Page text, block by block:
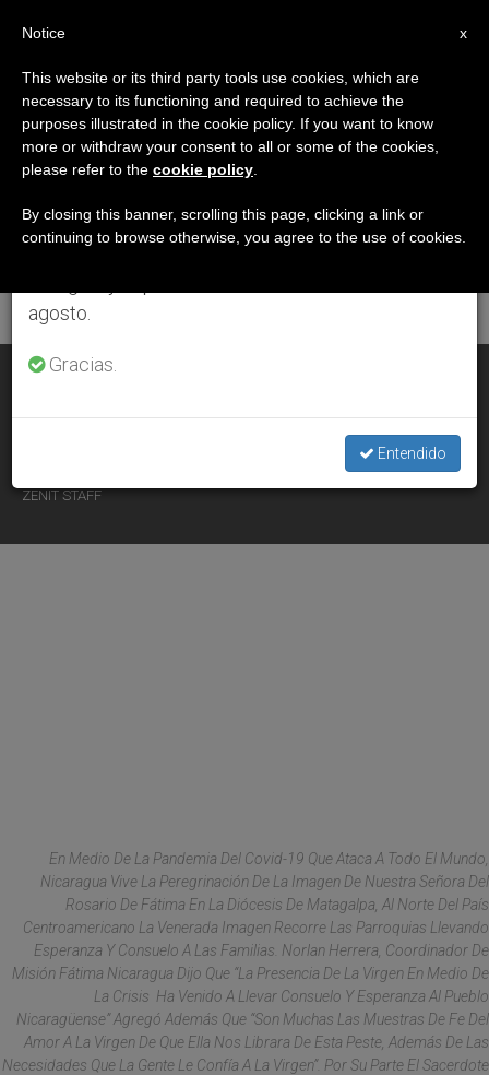
ETIQUETA
Posts Tagged ‘Jubileo
Mariano’
ÚLTIMAS NOTICIAS
Nicaragua: La Virgen de Fátima, consuelo y esperanza en
ZENIT STAFF
En Medio De La Pandemia Del Covid-19 Que Ataca A Todo El Mundo,
Nicaragua Vive La Peregrinación De La Imagen De Nuestra Señora Del
Rosario De Fátima En La Diócesis De Matagalpa, Al Norte Del País
Centroamericano La Venerada Imagen Recorre Las Parroquias Llevando
Esperanza Y Consuelo A Las Familias. Norlan Herrera, Coordinador De
Misión Fátima Nicaragua Dijo Que “la Presencia De La Virgen En Medio De
La Crisis Ha Venido A Llevar Consuelo Y Esperanza Al Pueblo
Nicaragüense” Agregó Además Que “son Muchas Las Muestras De Fe Del
Amor A La Virgen De Que Ella Nos Librara De Esta Peste, Además De Las
Necesidades Que La Gente Le Confía A La Virgen”. Por Su Parte El Sacerdote
×
Aviso importante
Del 27 de julio al 7 de agosto haremos la pausa
anual, aprovechando que en el periodo de verano
se generan menos informaciones y también el
agosto.
Gracias.
Entendido
x
Notice
This website or its third party tools use cookies, which are
necessary to its functioning and required to achieve the
purposes illustrated in the cookie policy. If you want to know
more or withdraw your consent to all or some of the cookies,
please refer to the cookie policy
By closing this banner, scrolling this page, clicking a link or
continuing to browse otherwise, you agree to the use of cookies.